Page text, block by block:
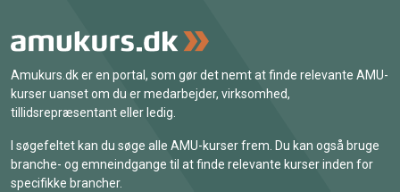
Amukurs.dk er en portal, som gør det nemt at finde relevante AMU-
kurser uanset om du er medarbejder, virksomhed,
tillidsrepræsentant eller ledig.
I søgefeltet kan du søge alle AMU-kurser frem. Du kan også bruge
branche- og emneindgange til at finde relevante kurser inden for
specifikke brancher.